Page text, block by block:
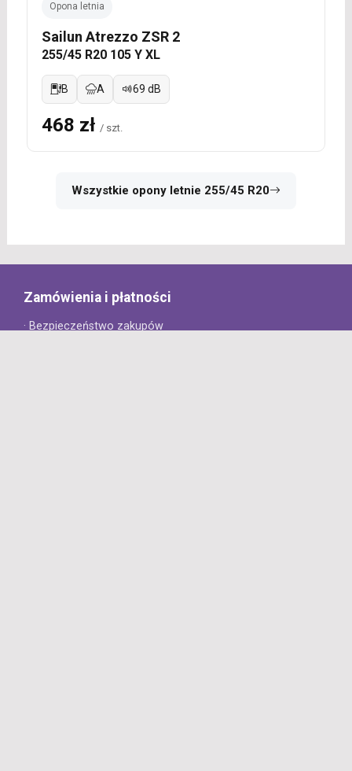
Opona letnia
Sailun Atrezzo ZSR 2
255/45 R20 105 Y XL
B A 69 dB
468 zł / szt.
Wszystkie opony letnie 255/45 R20
Zamówienia i płatności
· Bezpieczeństwo zakupów